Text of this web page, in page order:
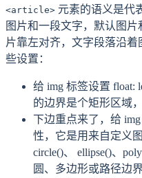
<article> 元素的语义是代
图片和一段文字，默认图
片靠左对齐，文字段落沿
些设置：
给 img 标签设置 float:
的边界是个矩形区域
下边重点来了，给 img
性，它是用来自定义
circle()、 ellipse()、
圆、多边形或路径边